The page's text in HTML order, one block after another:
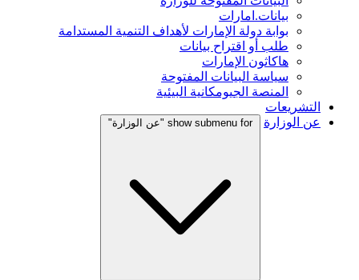
بيانات.امارات
بوابة دولة الإمارات لأهداف التنمية المستدامة
طلب أو اقتراح بيانات
هاكاثون الإمارات
سياسة البيانات المفتوحة
المنصة الجيومكانية البيئية
التشريعات
عن الوزارة
show submenu for "عن الوزارة"